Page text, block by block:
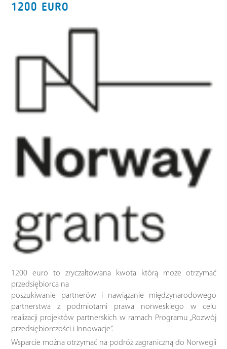
1200 EURO
1200 euro to zryczałtowana kwota którą może otrzymać
przedsiębiorca na
poszukiwanie partnerów i nawiązanie międzynarodowego
partnerstwa z podmiotami prawa norweskiego w celu
realizacji projektów partnerskich w ramach Programu „Rozwój
przedsiębiorczości i Innowacje”.
Wsparcie można otrzymać na podróż zagraniczną do Norwegii